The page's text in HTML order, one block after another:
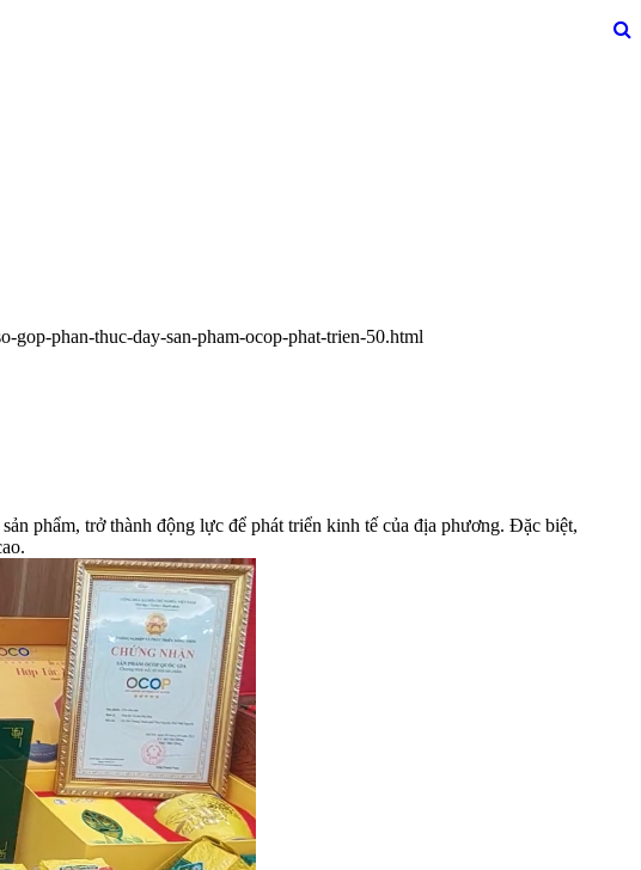
gop-phan-thuc-day-san-pham-ocop-phat-trien-50.html
phẩm, trở thành động lực để phát triển kinh tế của địa phương. Đặc biệt,